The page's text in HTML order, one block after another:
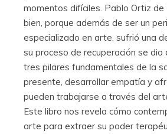
momentos difíciles. Pablo Ortiz
bien, porque además de ser un
especializado en arte, sufrió una
su proceso de recuperación se dio
tres pilares fundamentales de la
presente, desarrollar empatía y
pueden trabajarse a través del
Este libro nos revela cómo
arte para extraer su poder